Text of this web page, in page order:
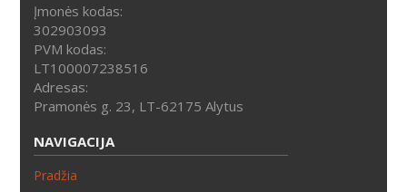
Įmonės kodas:
302903093
PVM kodas:
LT100007238516
Adresas:
Pramonės g. 23, LT-62175 Alytus
NAVIGACIJA
Pradžia